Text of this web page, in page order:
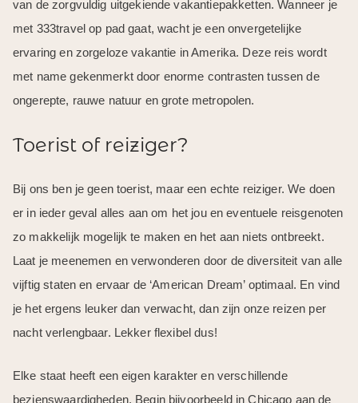
van de zorgvuldig uitgekiende vakantiepakketten. Wanneer je
met 333travel op pad gaat, wacht je een onvergetelijke
ervaring en zorgeloze vakantie in Amerika. Deze reis wordt
met name gekenmerkt door enorme contrasten tussen de
ongerepte, rauwe natuur en grote metropolen.
Toerist of reiziger?
Bij ons ben je geen toerist, maar een echte reiziger. We doen
er in ieder geval alles aan om het jou en eventuele reisgenoten
zo makkelijk mogelijk te maken en het aan niets ontbreekt.
Laat je meenemen en verwonderen door de diversiteit van alle
vijftig staten en ervaar de ‘American Dream’ optimaal. En vind
je het ergens leuker dan verwacht, dan zijn onze reizen per
nacht verlengbaar. Lekker flexibel dus!
Elke staat heeft een eigen karakter en verschillende
bezienswaardigheden. Begin bijvoorbeeld in Chicago aan de